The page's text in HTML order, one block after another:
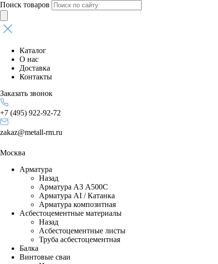
Поиск товаров
Каталог
О нас
Доставка
Контакты
Заказать звонок
+7 (495) 922-92-72
zakaz@metall-rm.ru
Москва
Арматура
Назад
Арматура А3 А500С
Арматура АI / Катанка
Арматура композитная
Асбестоцементные материалы
Назад
Асбестоцементные листы
Труба асбестоцементная
Балка
Винтовые сваи